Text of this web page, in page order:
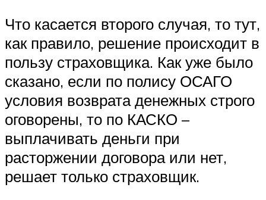
Что касается второго случая, то тут,
как правило, решение происходит в
пользу страховщика. Как уже было
сказано, если по полису ОСАГО
условия возврата денежных строго
оговорены, то по КАСКО –
выплачивать деньги при
расторжении договора или нет,
решает только страховщик.